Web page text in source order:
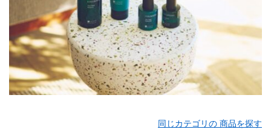
同じカテゴリの 商品を探す